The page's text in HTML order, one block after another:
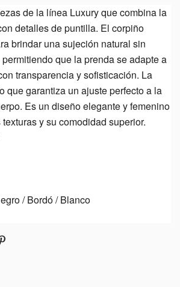
de la línea Luxury que combina la
detalles de puntilla. El corpiño
brindar una sujeción natural sin
que la prenda se adapte a
transparencia y sofisticación. La
que garantiza un ajuste perfecto a la
Es un diseño elegante y femenino
y su comodidad superior.
/ Bordó / Blanco